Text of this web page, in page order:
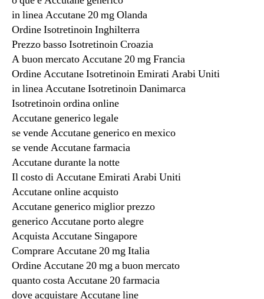
in linea Accutane 20 mg Olanda
Ordine Isotretinoin Inghilterra
Prezzo basso Isotretinoin Croazia
A buon mercato Accutane 20 mg Francia
Ordine Accutane Isotretinoin Emirati Arabi Uniti
in linea Accutane Isotretinoin Danimarca
Isotretinoin ordina online
Accutane generico legale
se vende Accutane generico en mexico
se vende Accutane farmacia
Accutane durante la notte
Il costo di Accutane Emirati Arabi Uniti
Accutane online acquisto
Accutane generico miglior prezzo
generico Accutane porto alegre
Acquista Accutane Singapore
Comprare Accutane 20 mg Italia
Ordine Accutane 20 mg a buon mercato
quanto costa Accutane 20 farmacia
dove acquistare Accutane line